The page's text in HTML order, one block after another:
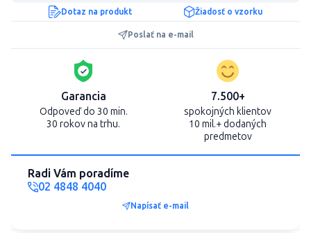
Dotaz na produkt Žiadosť o vzorku
Poslať na e-mail
Garancia
Odpoveď do 30 min.
30 rokov na trhu.
7.500+
spokojných klientov
10 mil.+ dodaných
predmetov
Radi Vám poradíme
02 4848 4040
Napísať e-mail